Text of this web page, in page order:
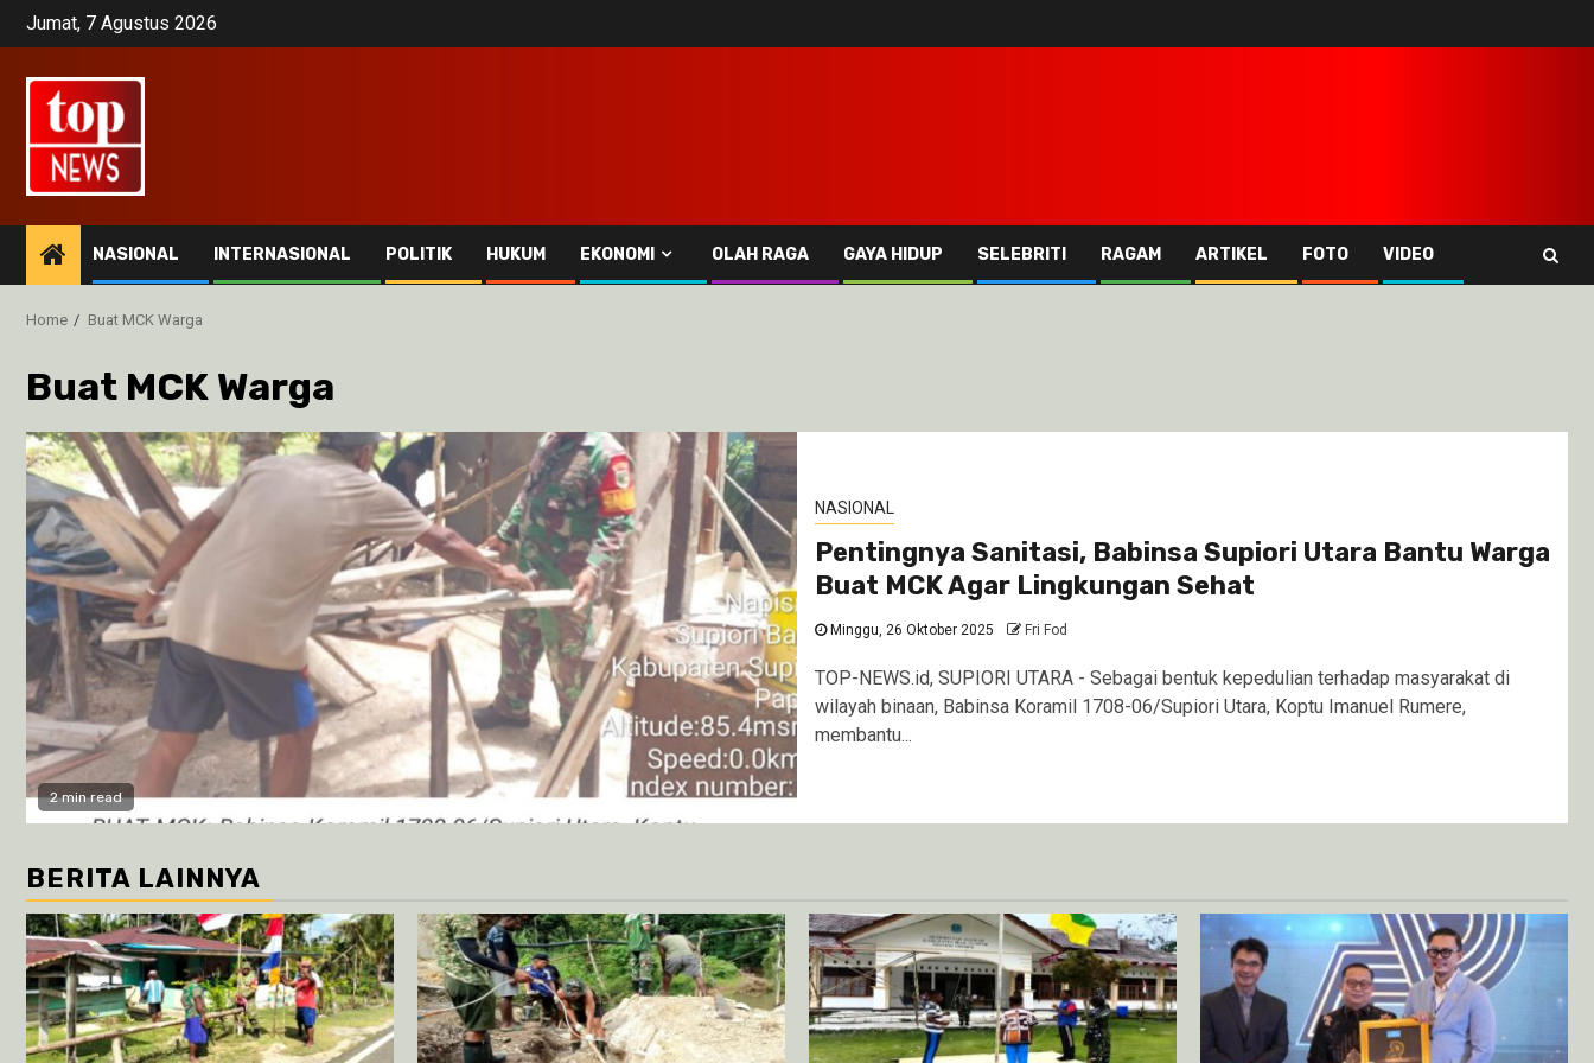
SkipJumat, 7 Agustus 2026
NASIONAL INTERNASIONAL POLITIK HUKUM EKONOMI OLAH RAGA GAYA HIDUP SELEBRITI RAGAM ARTIKEL FOTO VIDEO
Home Buat MCK Warga
Buat MCK Warga
2 min read
NASIONAL
Pentingnya Sanitasi, Babinsa Supiori Utara Bantu Warga
Buat MCK Agar Lingkungan Sehat
Minggu, 26 Oktober 2025 Fri Fod
TOP-NEWS.id, SUPIORI UTARA - Sebagai bentuk kepedulian terhadap masyarakat di
wilayah binaan, Babinsa Koramil 1708-06/Supiori Utara, Koptu Imanuel Rumere,
membantu...
BERITA LAINNYA